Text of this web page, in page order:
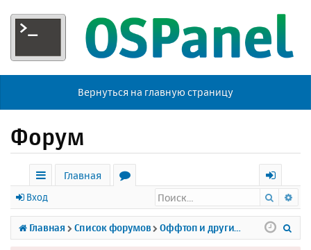
Вернуться на главную страницу
Форум
с
ы
л
Главная
р
у
х
о
д
Вход Поиск
Главная Список форумов